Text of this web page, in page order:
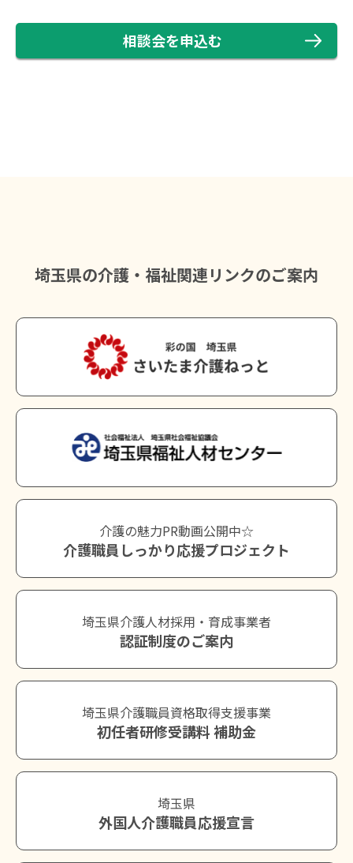
相談会を申込む
埼玉県の介護・福祉関連リンクのご案内
介護の魅力PR動画公開中☆
介護職員しっかり応援プロジェクト
埼玉県介護人材採用・育成事業者
認証制度のご案内
埼玉県介護職員資格取得支援事業
初任者研修受講料 補助金
埼玉県
外国人介護職員応援宣言